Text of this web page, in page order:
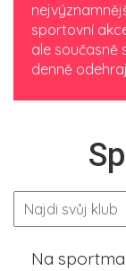
sportovní
ale současně
denně
Na